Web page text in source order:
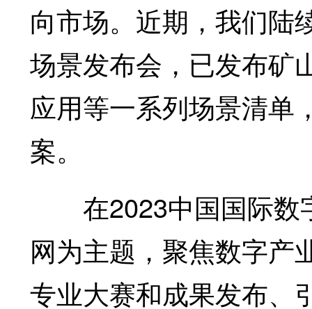
向市场。近期，我们陆
场景发布会，已发布矿
应用等一系列场景清单
案。
在2023中国国际数
网为主题，聚焦数字产
专业大赛和成果发布、